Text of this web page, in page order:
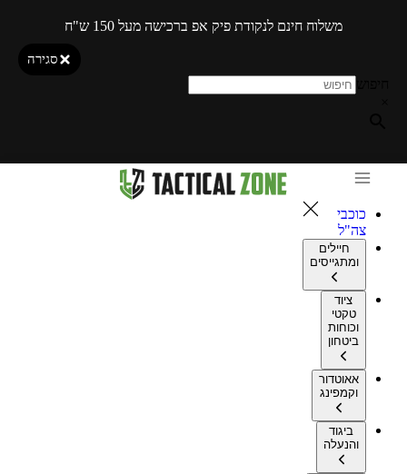
משלוח חינם לנקודת פיק אפ ברכישה מעל 150 ש"ח
סגירה
כוכבי
צה"ל
חיילים
ומתגייסים
ציוד
טקטי
וכוחות
ביטחון
אאוטדור
וקמפינג
ביגוד
והנעלה